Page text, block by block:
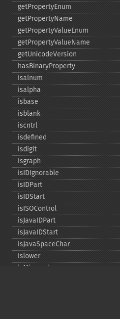
getPropertyEnum
getPropertyName
getPropertyValueEnum
getPropertyValueName
getUnicodeVersion
hasBinaryProperty
isalnum
isalpha
isbase
isblank
iscntrl
isdefined
isdigit
isgraph
isIDIgnorable
isIDPart
isIDStart
isISOControl
isJavaIDPart
isJavaIDStart
isJavaSpaceChar
islower
isMirrored